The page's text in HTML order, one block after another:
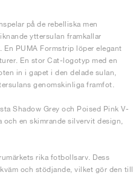
på de rebelliska men
yttersulan framkallar
PUMA Formstrip löper elegant
En stor Cat-logotyp med en
in i gapet i den delade sulan,
genomskinliga framfot.
Shadow Grey och Poised Pink V-
en skimrande silvervit design,
rika fotbollsarv. Dess
och stödjande, vilket gör den till